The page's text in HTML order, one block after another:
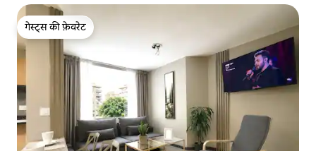
गेस्ट्स की फ़ेवरेट
गेस्ट्स की फ़ेवरेट